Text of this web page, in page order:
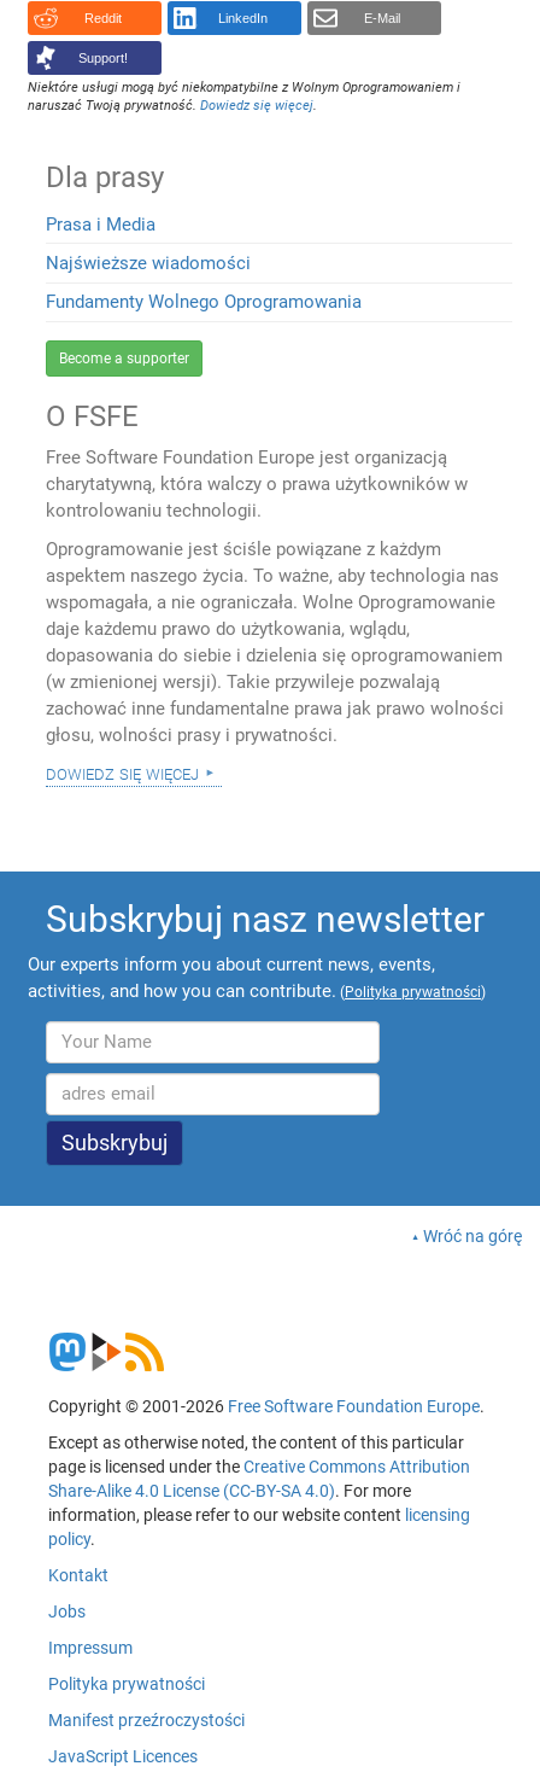
Reddit LinkedIn E-Mail
Support!
Niektóre usługi mogą być niekompatybilne z Wolnym Oprogramowaniem i
naruszać Twoją prywatność.Dowiedz się więcej.
Dla prasy
Prasa i Media
Najświeższe wiadomości
Fundamenty Wolnego Oprogramowania
Become a supporter
O FSFE
Free Software Foundation Europe jest organizacją
charytatywną, która walczy o prawa użytkowników w
kontrolowaniu technologii.
Oprogramowanie jest ściśle powiązane z każdym
aspektem naszego życia. To ważne, aby technologia nas
wspomagała, a nie ograniczała. Wolne Oprogramowanie
daje każdemu prawo do użytkowania, wglądu,
dopasowania do siebie i dzielenia się oprogramowaniem
(w zmienionej wersji). Takie przywileje pozwalają
zachować inne fundamentalne prawa jak prawo wolności
głosu, wolności prasy i prywatności.
dowiedz się więcej
Subskrybuj nasz newsletter
Our experts inform you about current news, events,
activities, and how you can contribute. (Polityka prywatności)
Wróć na górę
Copyright © 2001-2026 Free Software Foundation Europe.
Except as otherwise noted, the content of this particular
page is licensed under theCreative Commons Attribution
Share-Alike 4.0 License (CC-BY-SA 4.0). For more
information, please refer to our website content licensing
policy.
Kontakt
Jobs
Impressum
Polityka prywatności
Manifest przeźroczystości
JavaScript Licences